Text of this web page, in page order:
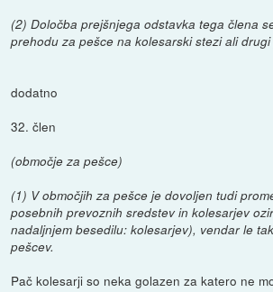
(2) Določba prejšnjega odstavka tega člena
prehodu za pešce na kolesarski stezi ali
dodatno
32. člen
(območje za pešce)
(1) V območjih za pešce je dovoljen tudi
posebnih prevoznih sredstev in kolesarjev
nadaljnjem besedilu: kolesarjev), vendar le
pešcev.
Pač kolesarji so neka golazen za katero ne